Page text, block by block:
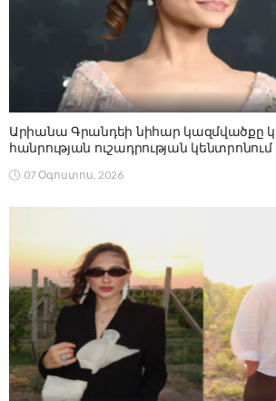
Արիանա Գրանդեի նիհար կազմվածքը
հանրության ուշադրության կենտրոնում
07 Օգոստոս, 2026